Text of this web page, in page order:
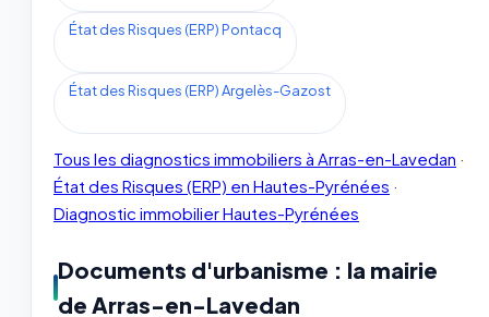
État des Risques (ERP) Pontacq
État des Risques (ERP) Argelès-Gazost
Tous les diagnostics immobiliers à Arras-en-Lavedan ·
État des Risques (ERP) en Hautes-Pyrénées ·
Diagnostic immobilier Hautes-Pyrénées
Documents d'urbanisme : la mairie
de Arras-en-Lavedan